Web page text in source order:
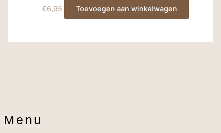
€6,95 Toevoegen aan winkelwagen
Menu